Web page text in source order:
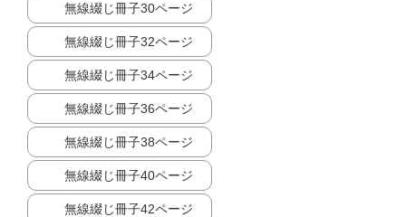
無線綴じ冊子30ページ
無線綴じ冊子32ページ
無線綴じ冊子34ページ
無線綴じ冊子36ページ
無線綴じ冊子38ページ
無線綴じ冊子40ページ
無線綴じ冊子42ページ